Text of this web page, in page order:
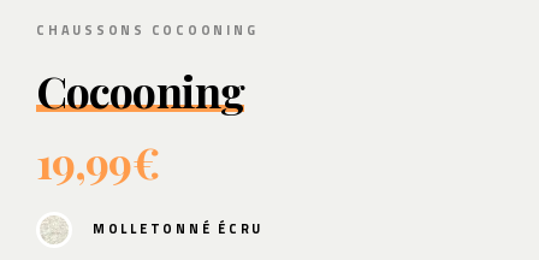
CHAUSSONS COCOONING
Cocooning
19,99€
MOLLETONNÉ ÉCRU